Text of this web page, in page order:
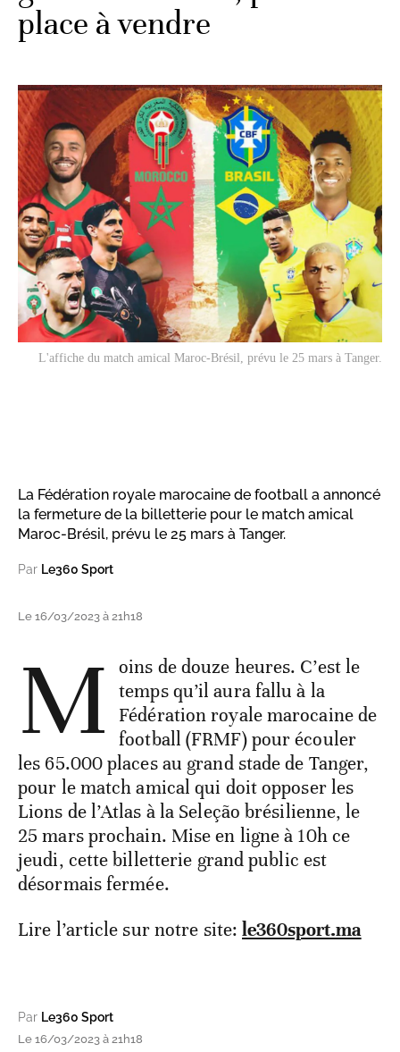
place à vendre
L'affiche du match amical Maroc-Brésil, prévu le 25 mars à Tanger.
La Fédération royale marocaine de football a annoncé
la fermeture de la billetterie pour le match amical
Maroc-Brésil, prévu le 25 mars à Tanger.
Par Le360 Sport
Le 16/03/2023 à 21h18
M
oins de douze heures. C’est le
temps qu’il aura fallu à la
Fédération royale marocaine de
football (FRMF) pour écouler
les 65.000 places au grand stade de Tanger,
pour le match amical qui doit opposer les
Lions de l’Atlas à la Seleção brésilienne, le
25 mars prochain. Mise en ligne à 10h ce
jeudi, cette billetterie grand public est
désormais fermée.
Lire l’article sur notre site:le360sport.ma
Par Le360 Sport
Le 16/03/2023 à 21h18